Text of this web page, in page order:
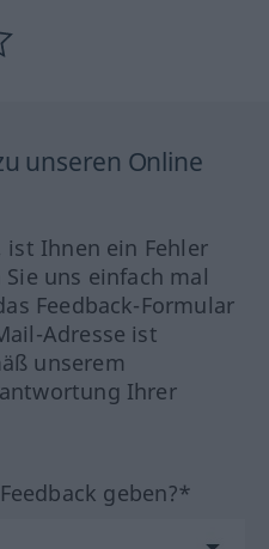
unseren Online
ist Ihnen ein Fehler
uns einfach mal
Feedback-Formular
Adresse ist
unserem
Ihrer
geben?*